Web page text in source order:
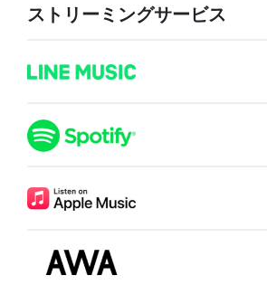
ストリーミングサービス